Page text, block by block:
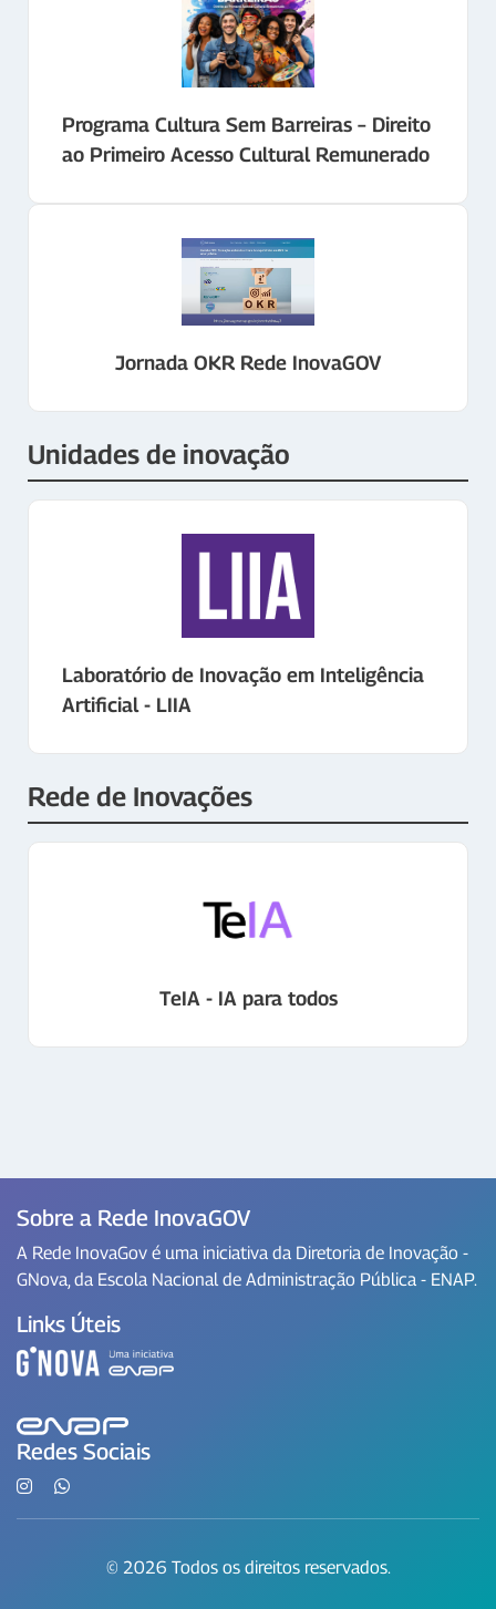
Programa Cultura Sem Barreiras – Direito
ao Primeiro Acesso Cultural Remunerado
Jornada OKR Rede InovaGOV
Unidades de inovação
Laboratório de Inovação em Inteligência
Artificial - LIIA
Rede de Inovações
TeIA - IA para todos
Sobre a Rede InovaGOV
A Rede InovaGov é uma iniciativa da Diretoria de Inovação -
GNova, da Escola Nacional de Administração Pública - ENAP.
Links Úteis
Redes Sociais
© 2026 Todos os direitos reservados.